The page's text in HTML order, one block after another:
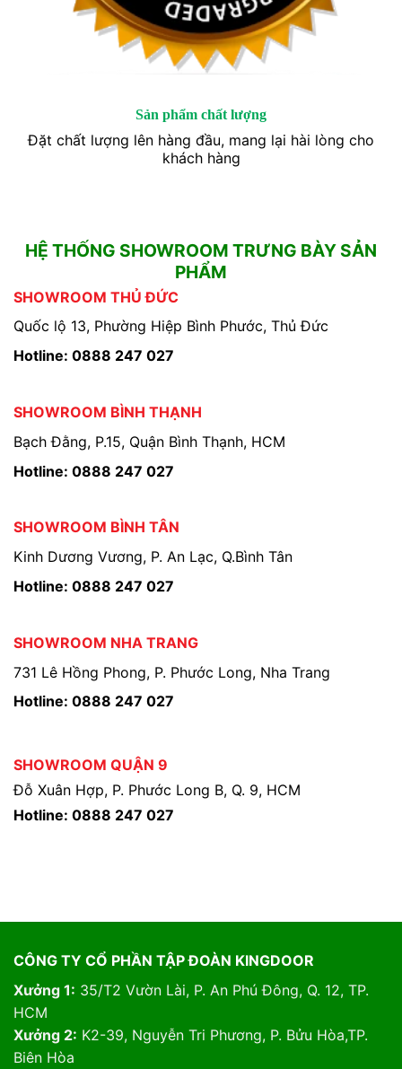
Sản phẩm chất lượng
Đặt chất lượng lên hàng đầu, mang lại hài lòng cho
khách hàng
HỆ THỐNG SHOWROOM TRƯNG BÀY SẢN
PHẨM
SHOWROOM THỦ ĐỨC
Quốc lộ 13, Phường Hiệp Bình Phước, Thủ Đức
Hotline: 0888 247 027
SHOWROOM BÌNH THẠNH
Bạch Đằng, P.15, Quận Bình Thạnh, HCM
Hotline: 0888 247 027
SHOWROOM BÌNH TÂN
Kinh Dương Vương, P. An Lạc, Q.Bình Tân
Hotline: 0888 247 027
SHOWROOM NHA TRANG
731 Lê Hồng Phong, P. Phước Long, Nha Trang
Hotline: 0888 247 027
SHOWROOM QUẬN 9
Đỗ Xuân Hợp, P. Phước Long B, Q. 9, HCM
Hotline: 0888 247 027
CÔNG TY CỔ PHẦN TẬP ĐOÀN KINGDOOR
Xưởng 1: 35/T2 Vườn Lài, P. An Phú Đông, Q. 12, TP.
HCM
Xưởng 2: K2-39, Nguyễn Tri Phương, P. Bửu Hòa,TP.
Biên Hòa